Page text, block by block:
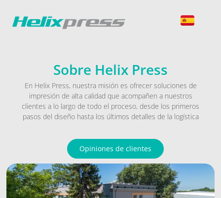
Sobre Helix Press
En Helix Press, nuestra misión es ofrecer soluciones de
impresión de alta calidad que acompañen a nuestros
clientes a lo largo de todo el proceso, desde los primeros
pasos del diseño hasta los últimos detalles de la logística
Opiniones de clientes